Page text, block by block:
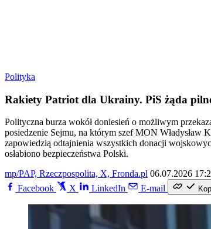
Polityka
Rakiety Patriot dla Ukrainy. PiS żąda
Polityczna burza wokół doniesień o możliwym
posiedzenie Sejmu, na którym szef MON
zapowiedzią odtajnienia wszystkich donacji
osłabiono bezpieczeństwa Polski.
mp/PAP, Rzeczpospolita, X, Fronda.pl 06.07.2026
Facebook
X LinkedIn E-mail